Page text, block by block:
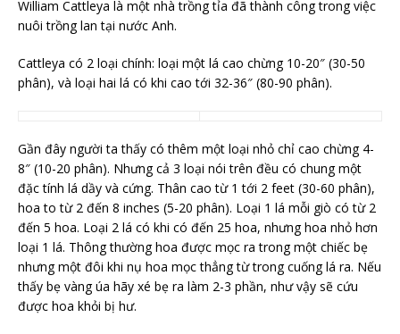
William Cattleya là một nhà trồng tỉa đã thành công trong việc
nuôi trồng lan tại nước Anh.
Cattleya có 2 loại chính: loại một lá cao chừng 10-20″ (30-50
phân), và loại hai lá có khi cao tới 32-36″ (80-90 phân).
Gần đây người ta thấy có thêm một loại nhỏ chỉ cao chừng 4-
8″ (10-20 phân). Nhưng cả 3 loại nói trên đều có chung một
đặc tính lá dầy và cứng. Thân cao từ 1 tới 2 feet (30-60 phân),
hoa to từ 2 đến 8 inches (5-20 phân). Loại 1 lá mỗi giò có từ 2
đến 5 hoa. Loại 2 lá có khi có đến 25 hoa, nhưng hoa nhỏ hơn
loại 1 lá. Thông thường hoa được mọc ra trong một chiếc bẹ
nhưng một đôi khi nụ hoa mọc thẳng từ trong cuống lá ra. Nếu
thấy bẹ vàng úa hãy xé bẹ ra làm 2-3 phần, như vậy sẽ cứu
được hoa khỏi bị hư.